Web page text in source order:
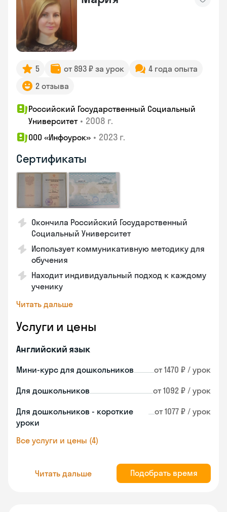
5 от 893 ₽ за урок
4 года опыта
2 отзыва
Российский Государственный Социальный
Университет • 2008 г.
ООО «Инфоурок» • 2023 г.
Сертификаты
Окончила Российский Государственный
Социальный Университет
Использует коммуникативную методику для
обучения
Находит индивидуальный подход к каждому
ученику
Читать дальше
Услуги и цены
Английский язык
Мини-курс для дошкольников от 1470 ₽ / урок
Для дошкольников от 1092 ₽ / урок
Для дошкольников - короткие
уроки
от 1077 ₽ / урок
Все услуги и цены (4)
Читать дальше Подобрать время